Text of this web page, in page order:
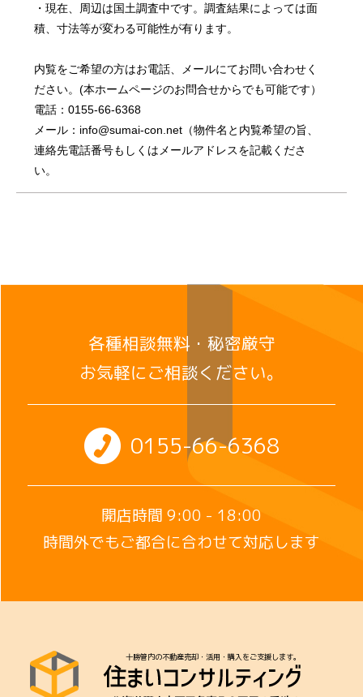
・現在、周辺は国土調査中です。調査結果によっては面
積、寸法等が変わる可能性が有ります。
内覧をご希望の方はお電話、メールにてお問い合わせく
ださい。(本ホームページのお問合せからでも可能です）
電話：0155-66-6368
メール：info@sumai-con.net（物件名と内覧希望の旨、
連絡先電話番号もしくはメールアドレスを記載くださ
い。
各種相談無料・秘密厳守
お気軽にご相談ください。
0155-66-6368
開店時間 9:00 - 18:00
時間外でもご都合に合わせて対応します
十勝管内の不動産売却・活用・購入をご支援します。